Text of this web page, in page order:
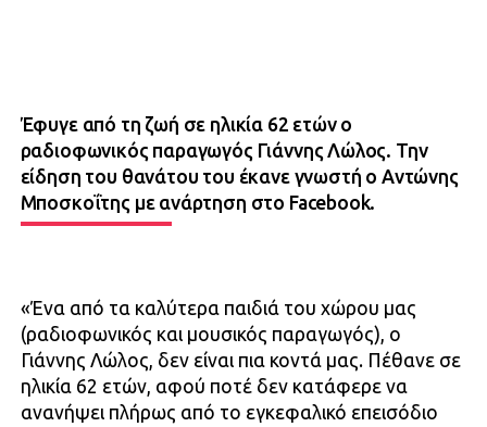
Έφυγε από τη ζωή σε ηλικία 62 ετών ο
ραδιοφωνικός παραγωγός Γιάννης Λώλος. Την
είδηση του θανάτου του έκανε γνωστή ο Αντώνης
Μποσκοΐτης με ανάρτηση στο Facebook.
«Ένα από τα καλύτερα παιδιά του χώρου μας
(ραδιοφωνικός και μουσικός παραγωγός), ο
Γιάννης Λώλος, δεν είναι πια κοντά μας. Πέθανε σε
ηλικία 62 ετών, αφού ποτέ δεν κατάφερε να
ανανήψει πλήρως από το εγκεφαλικό επεισόδιο